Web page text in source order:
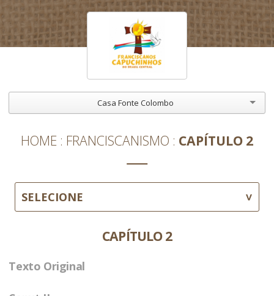
Casa Fonte Colombo
HOME FRANCISCANISMO CAPÍTULO 2
SELECIONE
CAPÍTULO 2
Texto Original